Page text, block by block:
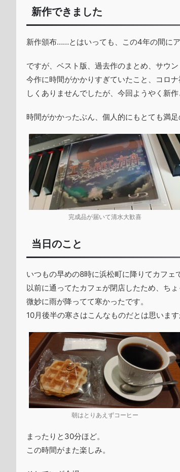
新作できました
新作頒布……とはいっても、この4年の間に
ですが、ベスト版、過去作のまとめ、サウ
今作に時間がかかりすぎていたこと、コロ
しくありませんでしたが、今回ようやく新
時間がかかったぶん、個人的にもとても満
完成品が届いて清水大歓喜
当日のこと
いつもの早めの8時に浜松町に降りてカフェ
以前に通ってたカフェが閉店したため、ちょ
微妙に雨が降ってて寒かったです。
10月後半の寒さはこんなものだとは思いま
朝はとりあえずコーヒー
まったりと30分ほど。
この時間がまた楽しみ。